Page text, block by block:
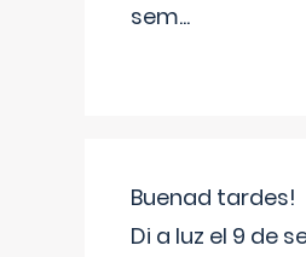
sem...
Buenad tardes!
Di a luz el 9 de